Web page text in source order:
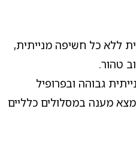
ללא כל חשיפה מנייתית,
טהור.
גבוהה ובפרופיל
מענה במסלולים כלליים